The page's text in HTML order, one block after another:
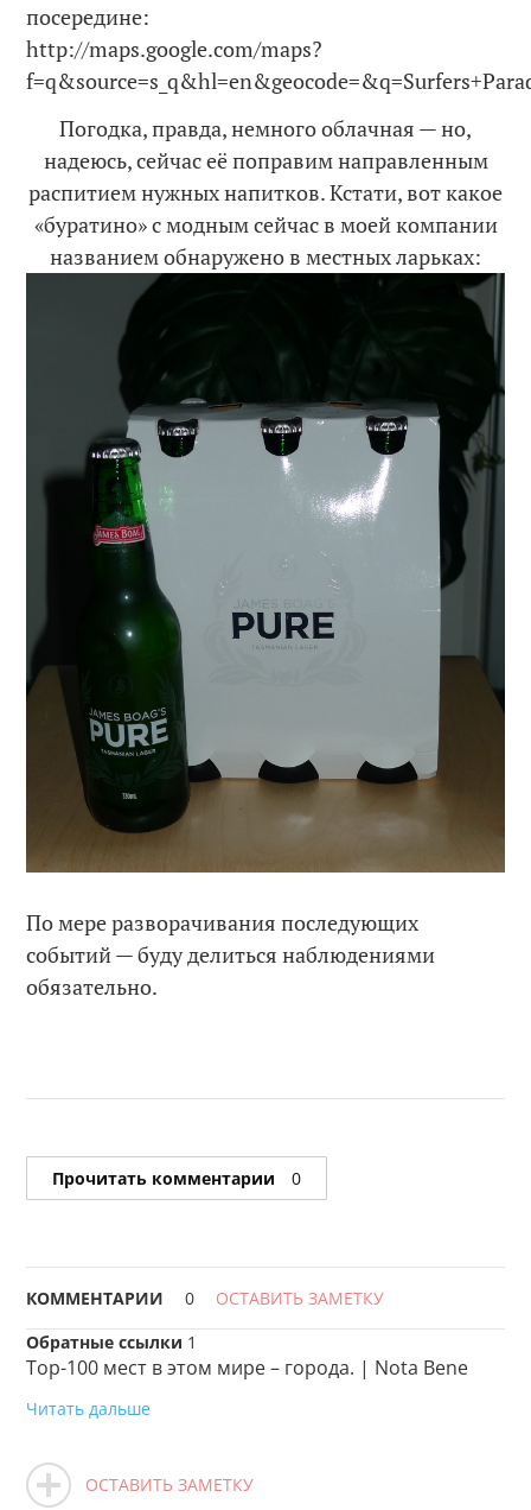
посередине:
http://maps.google.com/maps?
Погодка, правда, немного облачная — но,
надеюсь, сейчас её поправим направленным
распитием нужных напитков. Кстати, вот какое
«буратино» с модным сейчас в моей компании
названием обнаружено в местных ларьках:
По мере разворачивания последующих
событий — буду делиться наблюдениями
обязательно.
Прочитать комментарии 0
КОММЕНТАРИИ 0
ОСТАВИТЬ ЗАМЕТКУ
Обратные ссылки 1
Top-100 мест в этом мире – города. | Nota Bene
Читать дальше
ОСТАВИТЬ ЗАМЕТКУ